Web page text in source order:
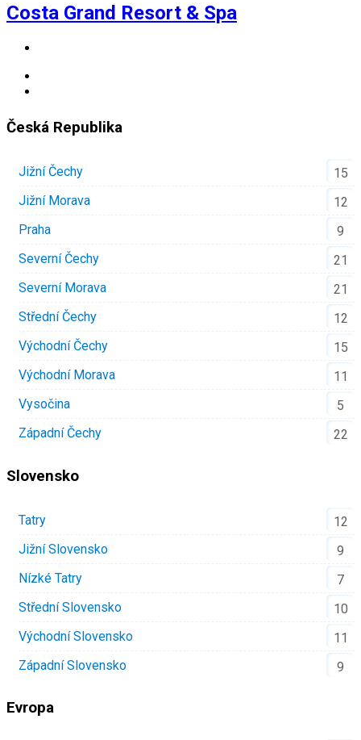
Costa Grand Resort & Spa
Česká Republika
Jižní Čechy
15
Jižní Morava
12
Praha
9
Severní Čechy
21
Severní Morava
21
Střední Čechy
12
Východní Čechy
15
Východní Morava
11
Vysočina
5
Západní Čechy
22
Slovensko
Tatry
12
Jižní Slovensko
9
Nízké Tatry
7
Střední Slovensko
10
Východní Slovensko
11
Západní Slovensko
9
Evropa